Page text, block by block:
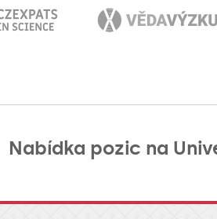
Nabídka pozic na